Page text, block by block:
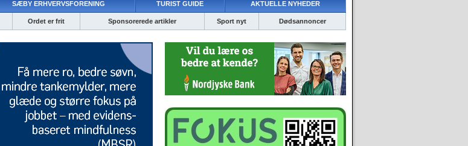
SÆBY ERHVERVSFORENING TURIST GUIDE AKTUELLE NYHEDER
Ordet er frit Sponsorerede artikler Sport nyt Dødsannoncer